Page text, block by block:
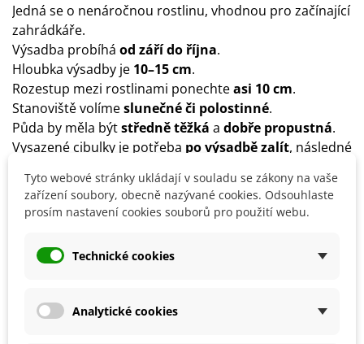
Jedná se o nenáročnou rostlinu, vhodnou pro začínající
zahrádkáře.
Výsadba probíhá od září do října.
Hloubka výsadby je 10–15 cm.
Rozestup mezi rostlinami ponechteasi 10 cm.
Stanoviště volímeslunečné či polostinné.
Půda by měla býtstředně těžká a dobře propustná.
Vysazené cibulky je potřeba po výsadbězalít, následné
Stačíjednou za čas vydatnější zálivka
Narcisy můžete přihnojovat v období
Je vhodné na zimu
rašelinou .
ale možné je po zaschnutí listů a zatažení cibulek
vyjmout ze země a uchovat v chladné a dobře větrané
Tyto webové stránky ukládají v souladu se zákony na vaše
zařízení soubory, obecně nazývané cookies. Odsouhlaste
prosím nastavení cookies souborů pro použití webu.
Technické cookies
Analytické cookies